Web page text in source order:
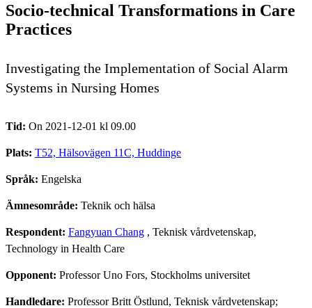
Socio-technical Transformations in Care
Practices
Investigating the Implementation of Social Alarm
Systems in Nursing Homes
Tid: On 2021-12-01 kl 09.00
Plats: T52, Hälsovägen 11C, Huddinge
Språk: Engelska
Ämnesområde: Teknik och hälsa
Respondent: Fangyuan Chang , Teknisk vårdvetenskap,
Technology in Health Care
Opponent: Professor Uno Fors, Stockholms universitet
Handledare: Professor Britt Östlund, Teknisk vårdvetenskap;